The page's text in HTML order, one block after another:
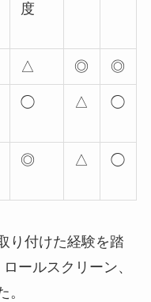
度
△ ◎ ◎
◯ △ ◯
◎ △ ◯
り付けた経験を踏
ールスクリーン、
。